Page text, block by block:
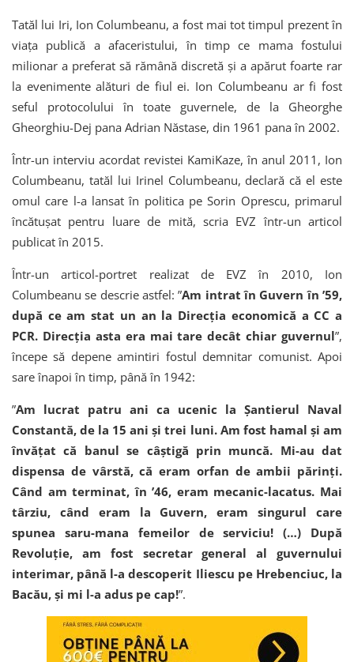
Tatăl lui Iri, Ion Columbeanu, a fost mai tot timpul prezent în
viața publică a afaceristului, în timp ce mama fostului
milionar a preferat să rămână discretă și a apărut foarte rar
la evenimente alături de fiul ei. Ion Columbeanu ar fi fost
seful protocolului în toate guvernele, de la Gheorghe
Gheorghiu-Dej pana Adrian Năstase, din 1961 pana în 2002.
Într-un interviu acordat revistei KamiKaze, în anul 2011, Ion
Columbeanu, tatăl lui Irinel Columbeanu, declară că el este
omul care l-a lansat în politica pe Sorin Oprescu, primarul
încătuşat pentru luare de mită, scria EVZ într-un articol
publicat în 2015.
Într-un articol-portret realizat de EVZ în 2010, Ion
Columbeanu se descrie astfel: ”Am intrat în Guvern în ’59,
după ce am stat un an la Direcţia economică a CC a
PCR. Direcţia asta era mai tare decât chiar guvernul”,
începe să depene amintiri fostul demnitar comunist. Apoi
sare înapoi în timp, până în 1942:
”Am lucrat patru ani ca ucenic la Şantierul Naval
Constantă, de la 15 ani şi trei luni. Am fost hamal şi am
învăţat că banul se câştigă prin muncă. Mi-au dat
dispensa de vârstă, că eram orfan de ambii părinţi.
Când am terminat, în ’46, eram mecanic-lacatus. Mai
târziu, când eram la Guvern, eram singurul care
spunea saru-mana femeilor de serviciu! (…) După
Revoluţie, am fost secretar general al guvernului
interimar, până l-a descoperit Iliescu pe Hrebenciuc, la
Bacău, şi mi l-a adus pe cap!”.